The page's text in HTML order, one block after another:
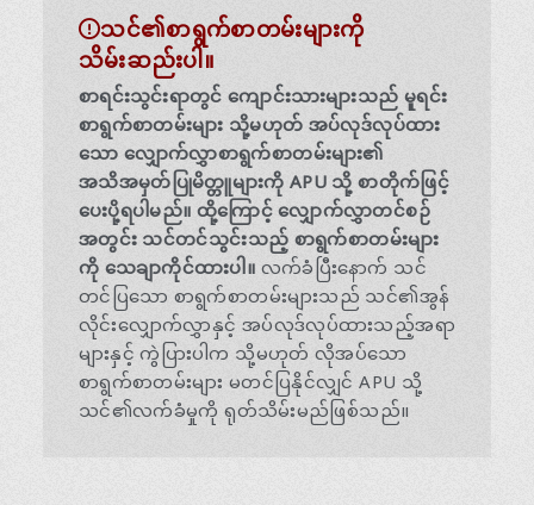
သင်၏စာရွက်စာတမ်းများကို
သိမ်းဆည်းပါ။
စာရင်းသွင်းရာတွင် ကျောင်းသားများသည် မူရင်း
စာရွက်စာတမ်းများ သို့မဟုတ် အပ်လုဒ်လုပ်ထား
သော လျှောက်လွှာစာရွက်စာတမ်းများ၏
အသိအမှတ်ပြုမိတ္တူများကို APU သို့ စာတိုက်ဖြင့်
ပေးပို့ရပါမည်။ ထို့ကြောင့် လျှောက်လွှာတင်စဉ်
အတွင်း သင်တင်သွင်းသည့် စာရွက်စာတမ်းများ
ကို သေချာကိုင်ထားပါ။လက်ခံပြီးနောက် သင်
တင်ပြသော စာရွက်စာတမ်းများသည် သင်၏အွန်
လိုင်းလျှောက်လွှာနှင့် အပ်လုဒ်လုပ်ထားသည့်အရာ
များနှင့် ကွဲပြားပါက သို့မဟုတ် လိုအပ်သော
စာရွက်စာတမ်းများ မတင်ပြနိုင်လျှင် APU သို့
သင်၏လက်ခံမှုကို ရုတ်သိမ်းမည်ဖြစ်သည်။